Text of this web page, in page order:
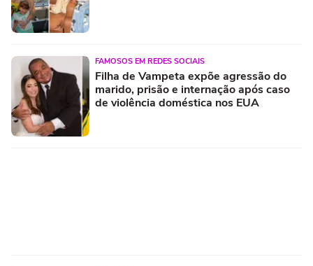
FAMOSOS EM REDES SOCIAIS
Filha de Vampeta expõe agressão do
marido, prisão e internação após caso
de violência doméstica nos EUA